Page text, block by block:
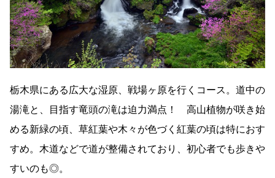
栃木県にある広大な湿原、戦場ヶ原を行くコース。道中の
湯滝と、目指す竜頭の滝は迫力満点！ 高山植物が咲き始
める新緑の頃、草紅葉や木々が色づく紅葉の頃は特におす
すめ。木道などで道が整備されており、初心者でも歩きや
すいのも◎。